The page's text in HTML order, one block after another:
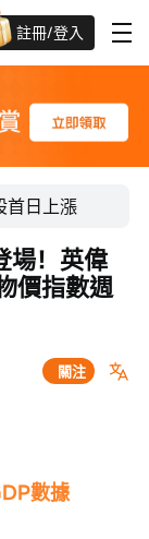
註冊/登入
股票/BTC等任你揀!
首日上漲
關注
場！英偉
價指數週
數據